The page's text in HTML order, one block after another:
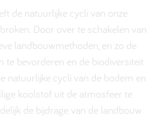
de natuurlijke cycli van onze
Door over te schakelen van
landbouwmethoden, en zo de
te bevorderen en de biodiversiteit
natuurlijke cycli van de bodem en
koolstof uit de atmosfeer te
de bijdrage van de landbouw